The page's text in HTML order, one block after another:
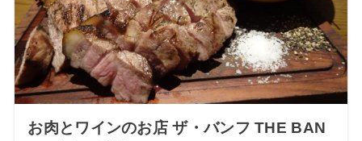
お肉とワインのお店 ザ・バンフ THE BAN